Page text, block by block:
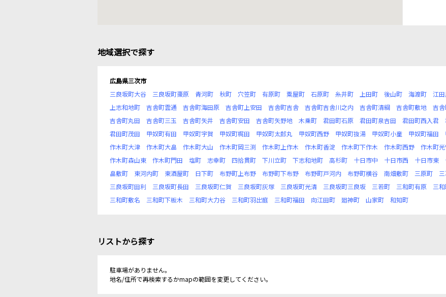
地域選択で探す
広島県三次市
三良坂町大谷
三良坂町棗原 青河町 秋町 穴笠町 有原町 粟屋町 石原町 糸井町 上田町 後山町 海渡町 江
上志和地町
吉舎町雲通 吉舎町海田原 吉舎町上安田 吉舎町吉舎 吉舎町吉舎川之内 吉舎町清綱 吉舎町敷地 吉
吉舎町丸田
吉舎町三玉 吉舎町矢井 吉舎町安田 吉舎町矢野地 木乗町 君田町石原 君田町泉吉田 君田町西入君
君田町茂田
甲奴町有田 甲奴町宇賀 甲奴町梶田 甲奴町太郎丸 甲奴町西野 甲奴町抜湯 甲奴町小童 甲奴町福田
作木町大津
作木町大畠 作木町大山 作木町岡三渕 作木町上作木 作木町香淀 作木町下作木 作木町西野 作木町光
作木町森山東
作木町門田 塩町 志幸町 四拾貫町 下川立町 下志和地町 高杉町 十日市中 十日市西 十日市東
畠敷町
東河内町 東酒屋町 日下町 布野町上布野 布野町下布野 布野町戸河内 布野町横谷 南畑敷町 三原町
三良坂町田利
三良坂町長田 三良坂町仁賀 三良坂町灰塚 三良坂町光清 三良坂町三良坂 三若町 三和町有原 三
三和町敷名
三和町下板木 三和町大力谷 三和町羽出庭 三和町福田 向江田町 廻神町 山家町 和知町
リストから探す
駐車場がありません。
地名/住所で再検索するかmapの範囲を変更してください。